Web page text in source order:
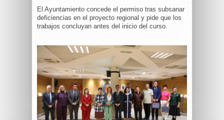
El Ayuntamiento concede el permiso tras subsanar
deficiencias en el proyecto regional y pide que los
trabajos concluyan antes del inicio del curso.